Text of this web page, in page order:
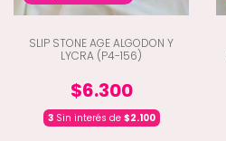
SLIP STONE AGE ALGODON Y
LYCRA (P4-156)
$6.300
3Sin interés de $2.100